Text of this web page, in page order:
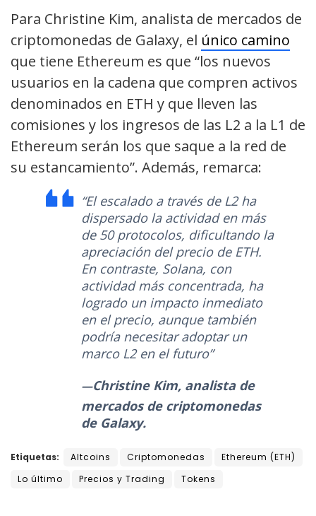
Para Christine Kim, analista de mercados de
criptomonedas de Galaxy, el único camino
que tiene Ethereum es que “los nuevos
usuarios en la cadena que compren activos
denominados en ETH y que lleven las
comisiones y los ingresos de las L2 a la L1 de
Ethereum serán los que saque a la red de
su estancamiento”. Además, remarca:
“El escalado a través de L2 ha
dispersado la actividad en más
de 50 protocolos, dificultando la
apreciación del precio de ETH.
En contraste, Solana, con
actividad más concentrada, ha
logrado un impacto inmediato
en el precio, aunque también
podría necesitar adoptar un
marco L2 en el futuro”
Christine Kim, analista de
mercados de criptomonedas
de Galaxy.
Etiquetas: Altcoins Criptomonedas
Ethereum (ETH)
Lo último
Precios y Trading Tokens